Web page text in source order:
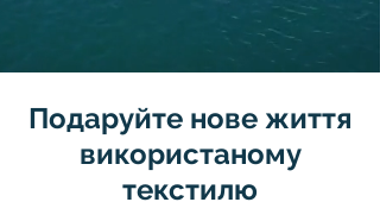
Подаруйте нове життя
використаному
текстилю